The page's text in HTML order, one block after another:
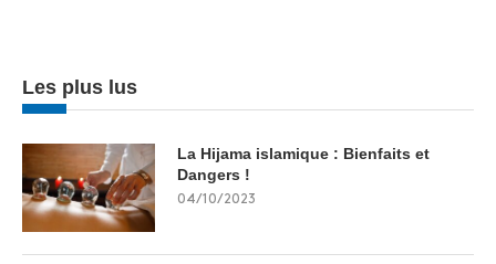
Les plus lus
La Hijama islamique : Bienfaits et
Dangers !
04/10/2023